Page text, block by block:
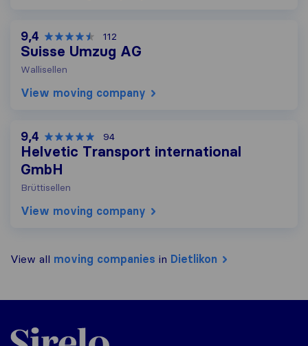
9,4 112
Suisse Umzug AG
Wallisellen
View moving company
9,4 94
Helvetic Transport international
GmbH
Brüttisellen
View moving company
View all moving companies in Dietlikon
Sirelo.ch